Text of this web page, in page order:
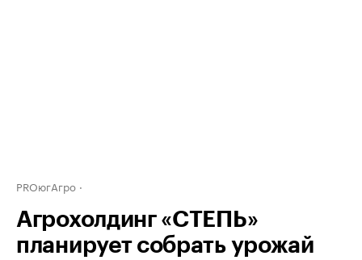
PROюгАгро
Агрохолдинг «СТЕПЬ»
планирует собрать урожай